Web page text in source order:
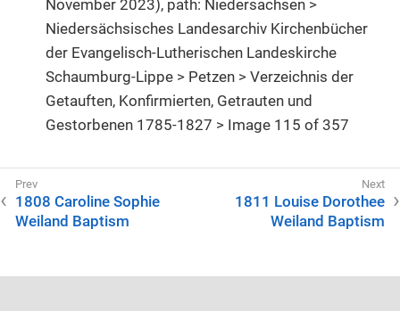
November 2023), path: Niedersachsen >
Niedersächsisches Landesarchiv Kirchenbücher
der Evangelisch-Lutherischen Landeskirche
Schaumburg-Lippe > Petzen > Verzeichnis der
Getauften, Konfirmierten, Getrauten und
Gestorbenen 1785-1827 > Image 115 of 357
1808 Caroline Sophie
Weiland Baptism
1811 Louise Dorothee
Weiland Baptism